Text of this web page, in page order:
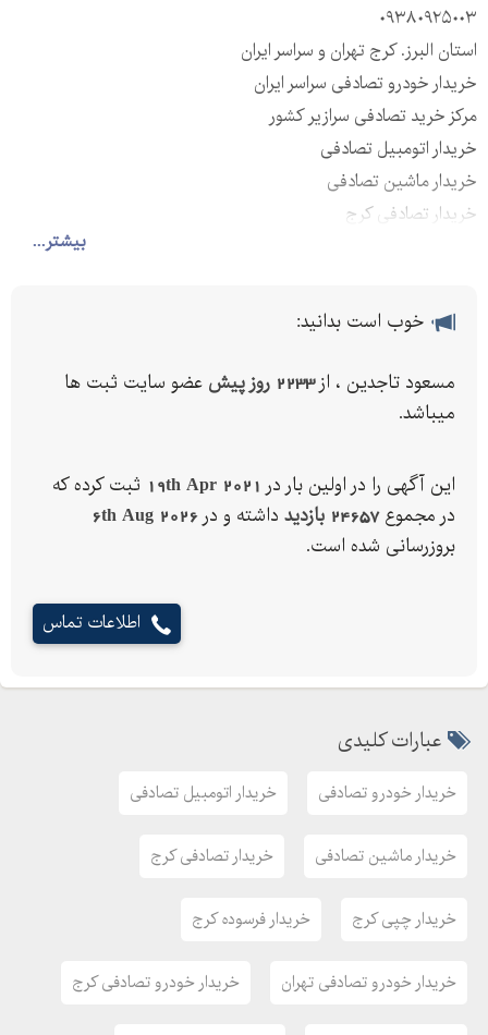
بیشتر...
۰۹۳۸۰۹۲۵۰۰۳
استان البرز. کرج تهران و سراسر ایران
خریدار خودرو تصادفی سراسر ایران
مرکز خرید تصادفی سرازیر کشور
خریدار اتومبیل تصادفی
خریدار ماشین تصادفی
خریدار تصادفی کرج
خریدار تصادفی هشتگرد
خریدار تصادفی ابیک
خریدار تصادفی قم
خریدار خودرو چپی
خریدار خودرو فرسوده
خریدار خودرو اوراقی
عکس اتومبیل و مشخصات خودرو تصادفی خود را
خوب است بدانید:
مسعود تاجدین ، از2233 روز پیش
عضو سایت ثبت ها
میباشد.
این آگهی را در اولین بار در 19th Apr 2021 ثبت کرده که
در مجموع24657 بازدید داشته و در 6th Aug 2026
بروزرسانی شده است.
اطلاعات تماس
عبارات کلیدی
خریدار خودرو تصادفی خریدار اتومبیل تصادفی
خریدار ماشین تصادفی خریدار تصادفی کرج
خریدار چپی کرج خریدار فرسوده کرج
خریدار خودرو تصادفی تهران خریدار خودرو تصادفی کرج